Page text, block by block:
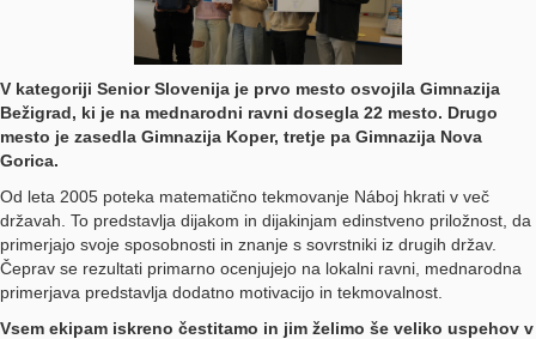
V kategoriji Senior Slovenija je prvo mesto osvojila Gimnazija
Bežigrad, ki je na mednarodni ravni dosegla 22 mesto. Drugo
mesto je zasedla Gimnazija Koper, tretje pa Gimnazija Nova
Gorica.
Od leta 2005 poteka matematično tekmovanje Náboj hkrati v več
državah. To predstavlja dijakom in dijakinjam edinstveno priložnost, da
primerjajo svoje sposobnosti in znanje s sovrstniki iz drugih držav.
Čeprav se rezultati primarno ocenjujejo na lokalni ravni, mednarodna
primerjava predstavlja dodatno motivacijo in tekmovalnost.
Vsem ekipam iskreno čestitamo in jim želimo še veliko uspehov v